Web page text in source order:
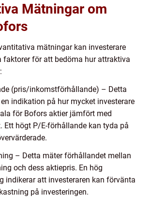
Mätningar om
mätningar kan investerare
faktorer för att bedöma hur attraktiva
(pris/inkomstförhållande) – Detta
indikation på hur mycket investerare
för Bofors aktier jämfört med
Ett högt P/E-förhållande kan tyda på
– Detta mäter förhållandet mellan
och dess aktiepris. En hög
indikerar att investeraren kan förvänta
på investeringen.